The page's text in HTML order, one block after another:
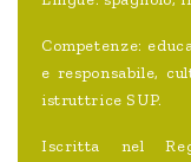
Competenze:
e responsabile,
istruttrice SUP.
Iscritta nel